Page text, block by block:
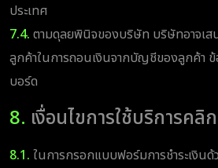
ประเทศ
7.4. ตามดุลยพินิจของบริษัท บริษัทอาจเ
ลูกค้าในการถอนเงินจากบัญชีของลูกค้า
บอร์ด
8. เงื่อนไขการใช้บริการคลิ
8.1. ในการกรอกแบบฟอร์มการชำระเงิน